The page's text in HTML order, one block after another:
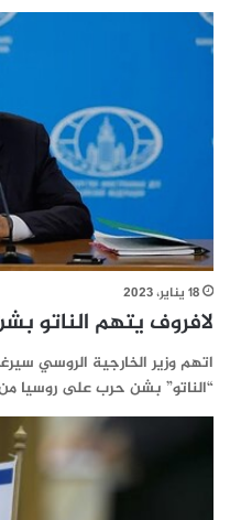
18 يناير، 2023
لافروف يتهم الناتو
اتهم وزير الخارجية الروسي
“الناتو” بشن حرب على روسيا من